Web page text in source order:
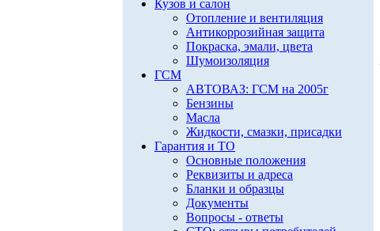
Кузов и салон
Отопление и вентиляция
Антикоррозийная защита
Покраска, эмали, цвета
Шумоизоляция
ГСМ
АВТОВАЗ: ГСМ на 2005г
Бензины
Масла
Жидкости, смазки, присадки
Гарантия и ТО
Основные положения
Реквизиты и адреса
Бланки и образцы
Документы
Вопросы - ответы